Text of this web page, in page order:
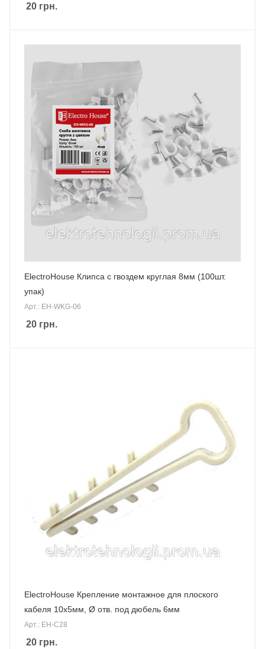
20 грн.
ElectroHouse Клипса с гвоздем круглая 8мм (100шт.
упак)
Арт.: EH-WKG-06
20 грн.
ElectroHouse Крепление монтажное для плоского
кабеля 10x5мм, Ø отв. под дюбель 6мм
Арт.: EH-C28
20 грн.